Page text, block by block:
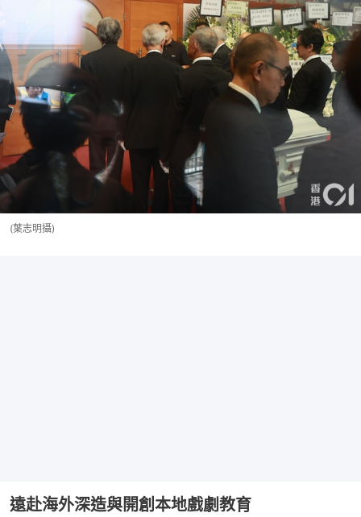
(葉志明攝)
遠赴海外深造與開創本地戲劇教育